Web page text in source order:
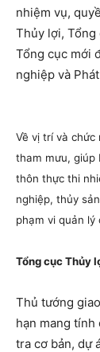
nhiệm vụ,
Thủy lợi, Tổng
Tổng cục mới
nghiệp và
Về vị trí và chức
tham mưu, giúp
thôn thực thi
nghiệp, thủy
phạm vi quản lý
Tổng cục Thủy
Thủ tướng
hạn mang
tra cơ bản, dự